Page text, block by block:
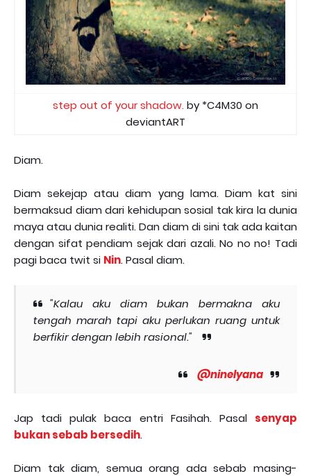
step out of your shadow. by *C4M30 on
deviantART
Diam.
Diam sekejap atau diam yang lama. Diam kat sini
bermaksud diam dari kehidupan sosial tak kira la dunia
maya atau dunia realiti. Dan diam di sini tak ada kaitan
dengan sifat pendiam sejak dari azali. No no no! Tadi
pagi baca twit si Nin. Pasal diam.
"Kalau aku diam bukan bermakna aku
tengah marah tapi aku perlukan ruang untuk
berfikir dengan lebih rasional."
@ninelyana
Jap tadi pulak baca entri Fasihah. Pasal senyap
bukan sebab bersedih.
Diam tak diam, semua orang ada sebab masing-